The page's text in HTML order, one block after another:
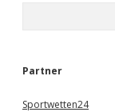
e
Partner
Sportwetten24